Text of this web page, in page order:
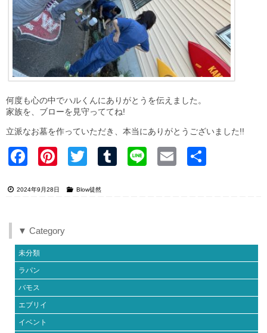
何度も心の中でハルくんにありがとうを伝えました。
家族を、ブローを見守っててね!
立派なお墓を作っていただき、本当にありがとうございました!!
Faceb Pinter Twitter Tumblr Line Email
2024年9月28日 Blow徒然
▼ Category
未分類
ラパン
バモス
エブリイ
イベント